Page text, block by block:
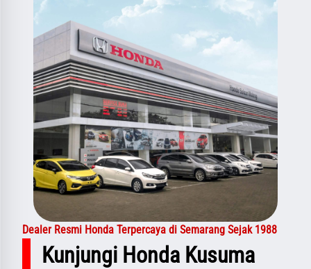
Dealer Resmi Honda Terpercaya di Semarang Sejak 1988
Kunjungi Honda Kusuma